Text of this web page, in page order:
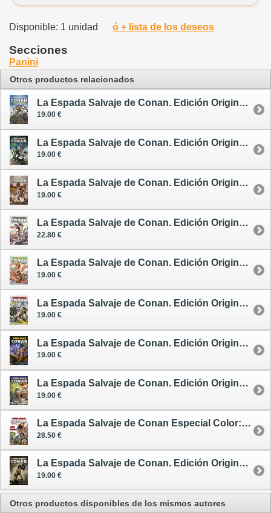
Disponible: 1 unidad ó + lista de los deseos
Secciones
Panini
Otros productos relacionados
La Espada Salvaje de Conan. Edición Original 2 - cómic
19.00 €
La Espada Salvaje de Conan. Edición Original 4 - cómic
19.00 €
La Espada Salvaje de Conan. Edición Original 5 - cómic
19.00 €
La Espada Salvaje de Conan. Edición Original 6 - cómic
22.80 €
La Espada Salvaje de Conan. Edición Original 7 - cómic
19.00 €
La Espada Salvaje de Conan. Edición Original 8 - cómic
19.00 €
La Espada Salvaje de Conan. Edición Original 9 - cómic
19.00 €
La Espada Salvaje de Conan. Edición Original 10 - cómic
19.00 €
La Espada Salvaje de Conan Especial Color: La Hora del Dragón - cómic
28.50 €
La Espada Salvaje de Conan. Edición Original 1 - cómic
19.00 €
Otros productos disponibles de los mismos autores